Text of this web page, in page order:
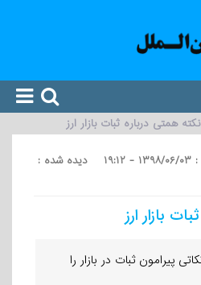
دسته : نرخ ارز تاریخ درج : ۱۳۹۸/۰۶/۰۳ - ۱۹:۱۲ دیده شده :
پیرامون ثبات در بازار را